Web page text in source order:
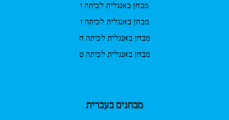
מבחן באנגלית לכיתה ו
מבחן באנגלית לכיתה ז
מבחן באנגלית לכיתה ח
מבחן באנגלית לכיתה ט
מבחנים בעברית